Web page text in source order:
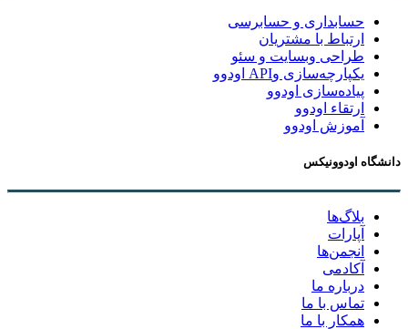
حسابداری و حسابرسی
ارتباط با مشتریان
طراحی وبسایت و سئو
یکپارچه‌سازی وAPI اودوو
پیاده‌سازی اودوو
ارتقاء اودوو
آموزش اودوو
دانشگاه اودوونیکس
بلاگ‌ها
آپارات
انجمن‌ها
آکادمی
درباره ما
تماس با ما
همکار با ما